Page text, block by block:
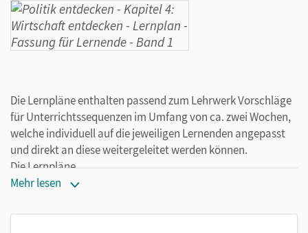
Die Lernpläne enthalten passend zum Lehrwerk Vorschläge
für Unterrichtssequenzen im Umfang von ca. zwei Wochen,
welche individuell auf die jeweiligen Lernenden angepasst
und direkt an diese weitergeleitet werden können.
Die Lernpläne
helfen bei der flexiblen und differenzierten Gestaltung
Mehr lesen